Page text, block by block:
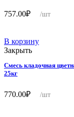
757.00₽ /шт
В корзину
Закрыть
Смесь кладочная
25кг
770.00₽ /шт